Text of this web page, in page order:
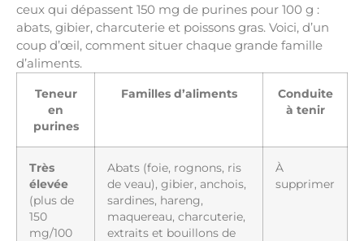
ceux qui dépassent 150 mg de purines pour 100 g :
abats, gibier, charcuterie et poissons gras. Voici, d’un
coup d’œil, comment situer chaque grande famille
d’aliments.
Teneur
en
purines
Familles d’aliments
Conduite
à tenir
Très
élevée
(plus de
150
mg/100
Abats (foie, rognons, ris
de veau), gibier, anchois,
sardines, hareng,
maquereau, charcuterie,
extraits et bouillons de
À
supprimer